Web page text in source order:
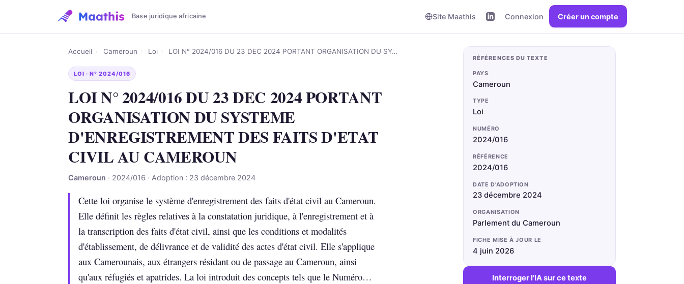
Base juridique africaine Site Maathis Connexion Créer un compte
Accueil Cameroun Loi LOI N° 2024/016 DU 23 DEC 2024 PORTANT ORGANISATION DU SY…
LOI · N° 2024/016
LOI N° 2024/016 DU 23 DEC 2024 PORTANT
ORGANISATION DU SYSTEME
D'ENREGISTREMENT DES FAITS D'ETAT
CIVIL AU CAMEROUN
Cameroun · 2024/016 · Adoption : 23 décembre 2024
Cette loi organise le système d'enregistrement des faits d'état civil au Cameroun.
Elle définit les règles relatives à la constatation juridique, à l'enregistrement et à
la transcription des faits d'état civil, ainsi que les conditions et modalités
d'établissement, de délivrance et de validité des actes d'état civil. Elle s'applique
aux Camerounais, aux étrangers résidant ou de passage au Cameroun, ainsi
qu'aux réfugiés et apatrides. La loi introduit des concepts tels que le Numéro…
RÉFÉRENCES DU TEXTE
PAYS
Cameroun
TYPE
Loi
NUMÉRO
2024/016
RÉFÉRENCE
2024/016
DATE D'ADOPTION
23 décembre 2024
ORGANISATION
Parlement du Cameroun
FICHE MISE À JOUR LE
4 juin 2026
Interroger l'IA sur ce texte